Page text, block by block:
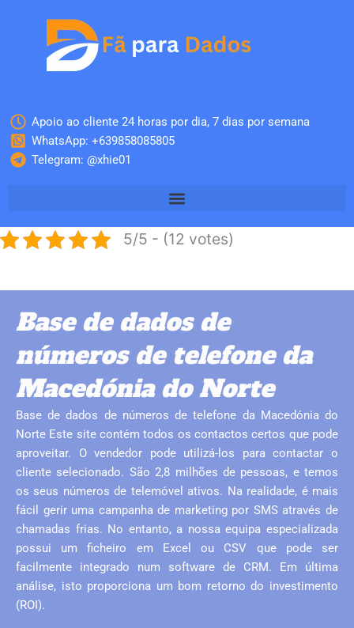
Apoio ao cliente 24 horas por dia, 7 dias por semana
WhatsApp: +639858085805
Telegram: @xhie01
5/5 - (12 votes)
Base de dados de
números de telefone da
Macedónia do Norte
Base de dados de números de telefone da Macedónia do
Norte Este site contém todos os contactos certos que pode
aproveitar. O vendedor pode utilizá-los para contactar o
cliente selecionado. São 2,8 milhões de pessoas, e temos
os seus números de telemóvel ativos. Na realidade, é mais
fácil gerir uma campanha de marketing por SMS através de
chamadas frias. No entanto, a nossa equipa especializada
possui um ficheiro em Excel ou CSV que pode ser
facilmente integrado num software de CRM. Em última
análise, isto proporciona um bom retorno do investimento
(ROI).